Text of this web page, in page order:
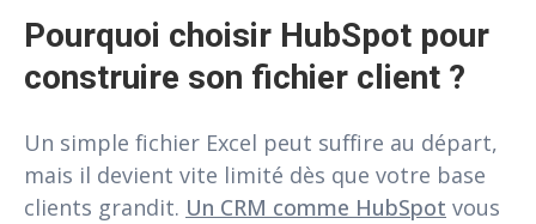
Pourquoi choisir HubSpot pour
construire son fichier client ?
Un simple fichier Excel peut suffire au départ,
mais il devient vite limité dès que votre base
clients grandit. Un CRM comme HubSpot vous